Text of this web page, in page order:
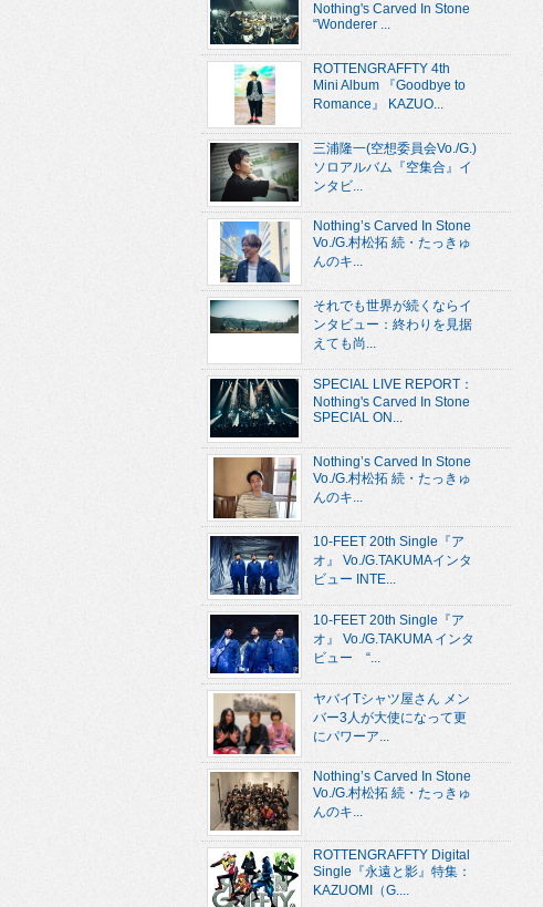
Nothing's Carved In Stone
“Wonderer ...
ROTTENGRAFFTY 4th
Mini Album 『Goodbye to
Romance』 KAZUO...
三浦隆一(空想委員会Vo./G.)
ソロアルバム『空集合』イ
ンタビ...
Nothing’s Carved In Stone
Vo./G.村松拓 続・たっきゅ
んのキ...
それでも世界が続くならイ
ンタビュー：終わりを見据
えても尚...
SPECIAL LIVE REPORT：
Nothing's Carved In Stone
SPECIAL ON...
Nothing’s Carved In Stone
Vo./G.村松拓 続・たっきゅ
んのキ...
10-FEET 20th Single『ア
オ』 Vo./G.TAKUMAインタ
ビュー INTE...
10-FEET 20th Single『ア
オ』 Vo./G.TAKUMA インタ
ビュー “...
ヤバイTシャツ屋さん メン
バー3人が大使になって更
にパワーア...
Nothing’s Carved In Stone
Vo./G.村松拓 続・たっきゅ
んのキ...
ROTTENGRAFFTY Digital
Single『永遠と影』特集：
KAZUOMI（G....